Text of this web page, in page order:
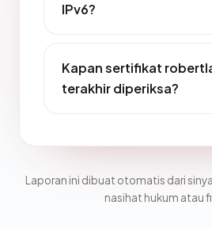
IPv6?
Kapan sertifikat
terakhir diperiksa?
Laporan ini dibuat otomatis dari
nasihat hukum atau